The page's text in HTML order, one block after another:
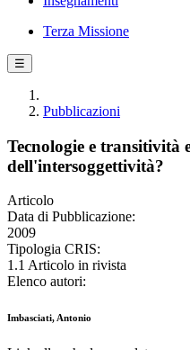
Terza Missione
☰
Pubblicazioni
Tecnologie e transitività
dell'intersoggettività?
Articolo
Data di Pubblicazione:
2009
Tipologia CRIS:
1.1 Articolo in rivista
Elenco autori:
Imbasciati, Antonio